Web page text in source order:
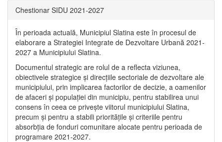
Chestionar SIDU 2021-2027
În perioada actuală, Municipiul Slatina este în procesul de
elaborare a Strategiei Integrate de Dezvoltare Urbană 2021‐
2027 a Municipiului Slatina.
Documentul strategic are rolul de a reflecta viziunea,
obiectivele strategice și direcțiile sectoriale de dezvoltare ale
municipiului, prin implicarea factorilor de decizie, a oamenilor
de afaceri și populației din municipiu, pentru stabilirea unui
consens în ceea ce privește viitorul municipiului Slatina,
precum și pentru a stabili prioritățile și criteriile pentru
absorbția de fonduri comunitare alocate pentru perioada de
programare 2021-2027.